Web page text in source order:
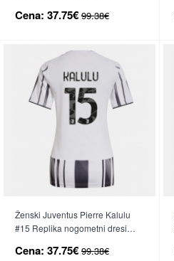
26 Kratek Rokav
Cena: 37.75€ 99.38€
Ženski Juventus Pierre Kalulu
#15 Replika nogometni dresi
Cena: 37.75€ 99.38€